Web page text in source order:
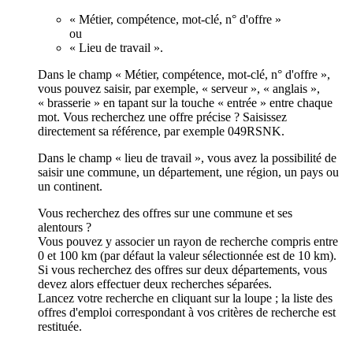
« Métier, compétence, mot-clé, n° d'offre »
ou
« Lieu de travail ».
Dans le champ « Métier, compétence, mot-clé, n° d'offre »,
vous pouvez saisir, par exemple, « serveur », « anglais »,
« brasserie » en tapant sur la touche « entrée » entre chaque
mot. Vous recherchez une offre précise ? Saisissez
directement sa référence, par exemple 049RSNK.
Dans le champ « lieu de travail », vous avez la possibilité de
saisir une commune, un département, une région, un pays ou
un continent.
Vous recherchez des offres sur une commune et ses
alentours ?
Vous pouvez y associer un rayon de recherche compris entre
0 et 100 km (par défaut la valeur sélectionnée est de 10 km).
Si vous recherchez des offres sur deux départements, vous
devez alors effectuer deux recherches séparées.
Lancez votre recherche en cliquant sur la loupe ; la liste des
offres d'emploi correspondant à vos critères de recherche est
restituée.